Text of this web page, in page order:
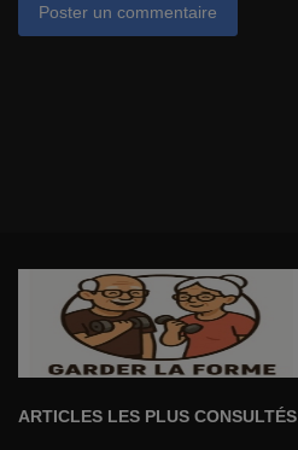
Poster un commentaire
ARTICLES LES PLUS CONSULTÉS